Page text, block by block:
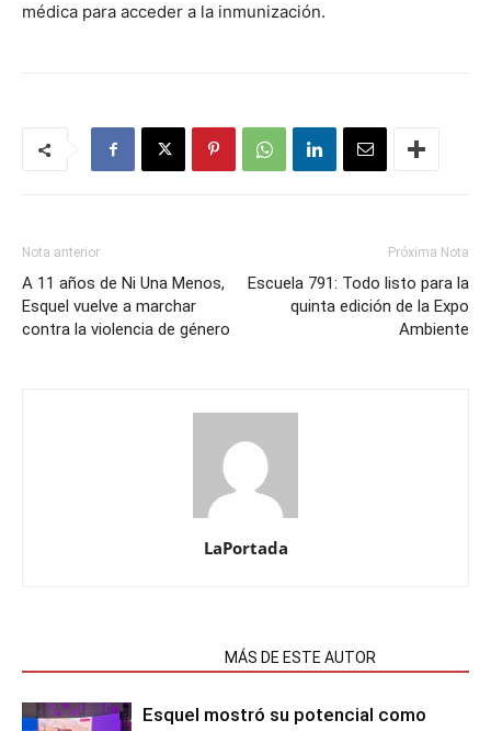
médica para acceder a la inmunización.
Nota anterior
A 11 años de Ni Una Menos,
Esquel vuelve a marchar
contra la violencia de género
Próxima Nota
Escuela 791: Todo listo para la
quinta edición de la Expo
Ambiente
LaPortada
MÁS DE ESTE AUTOR
Esquel mostró su potencial como